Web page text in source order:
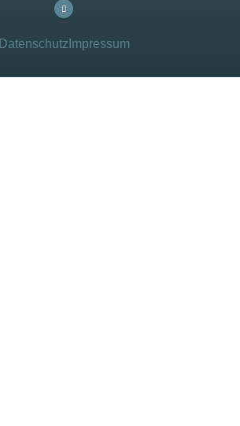
Datenschutz Impressum